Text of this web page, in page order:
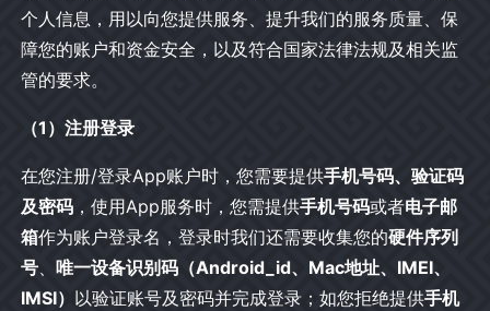
个人信息，用以向您提供服务、提升我们的服务质量、保
障您的账户和资金安全，以及符合国家法律法规及相关监
管的要求。
（1）注册登录
在您注册/登录App账户时，您需要提供手机号码、验证码
及密码 ，使用App服务时，您需提供手机号码或者电子邮
箱作为账户登录名，登录时我们还需要收集您的硬件序列
号、 唯一设备识别码（Android_id、Mac地址、IMEI、
IMSI） 以验证账号及密码并完成登录；如您拒绝提供手机